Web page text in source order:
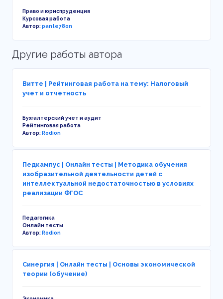
Право и юриспруденция
Курсовая работа
Автор:pante78on
Другие работы автора
Витте | Рейтинговая работа на тему: Налоговый
учет и отчетность
Бухгалтерский учет и аудит
Рейтинговая работа
Автор:Rodion
Педкампус | Онлайн тесты | Методика обучения
изобразительной деятельности детей с
интеллектуальной недостаточностью в условиях
реализации ФГОС
Педагогика
Онлайн тесты
Автор:Rodion
Синергия | Онлайн тесты | Основы экономической
теории (обучение)